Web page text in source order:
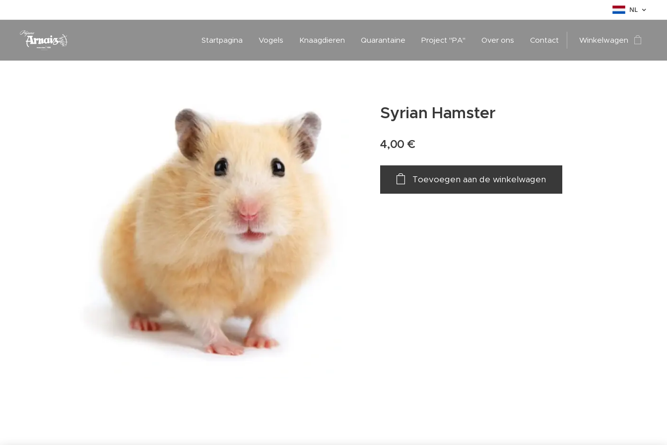
NL
Startpagina Vogels Knaagdieren Quarantaine Project "PA" Over ons Contact Winkelwagen
Syrian Hamster
4,00 €
Toevoegen aan de winkelwagen